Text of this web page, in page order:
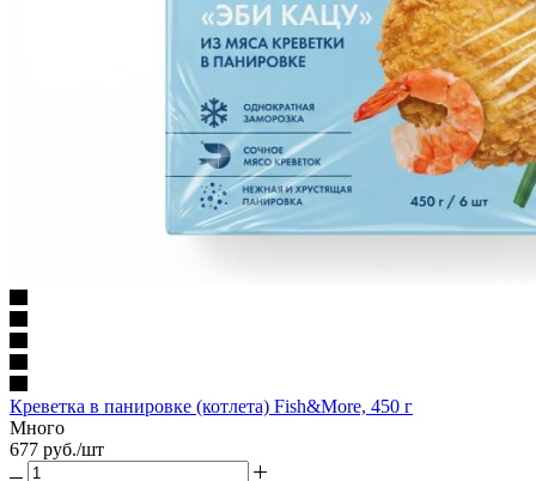
Креветка в панировке (котлета) Fish&More, 450 г
Много
677 руб./шт